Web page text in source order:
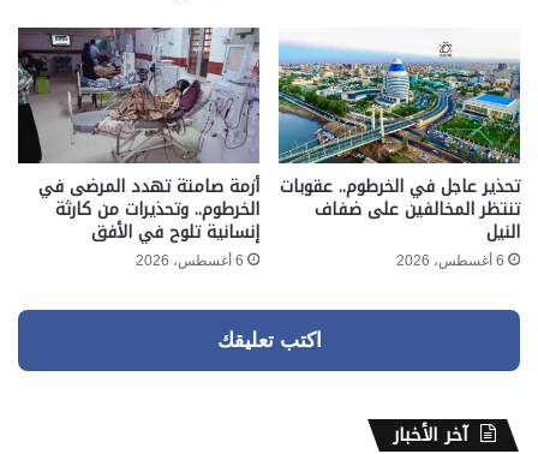
تحذير عاجل في الخرطوم.. عقوبات
تنتظر المخالفين على ضفاف
النيل
6 أغسطس، 2026
أزمة صامتة تهدد المرضى في
الخرطوم.. وتحذيرات من كارثة
إنسانية تلوح في الأفق
6 أغسطس، 2026
اكتب تعليقك
آخر الأخبار